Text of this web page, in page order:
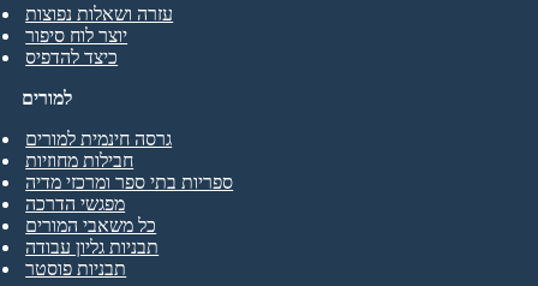
עזרה ושאלות נפוצות
יוצר לוח סיפור
כיצד להדפיס
למורים
גרסה חינמית למורים
חבילות מחוזיות
ספריות בתי ספר ומרכזי מדיה
מפגשי הדרכה
כל משאבי המורים
תבניות גליון עבודה
תבניות פוסטר